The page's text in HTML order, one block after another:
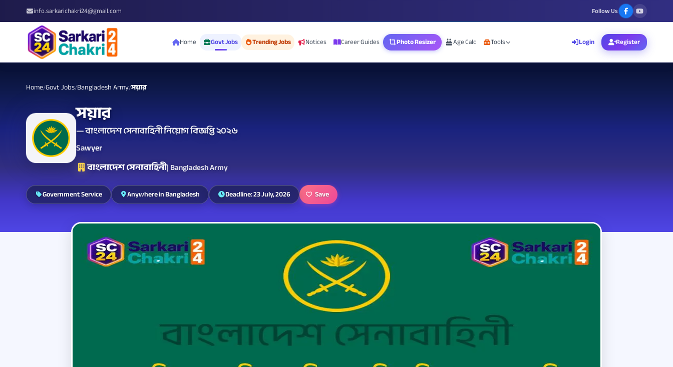
info.sarkarichakri24@gmail.com Follow Us
Home Govt Jobs Trending Jobs Notices Career Guides Photo Resizer Age Calc Tools Login Register
Home/Govt Jobs/Bangladesh Army/সয়ার
সয়ার
— বাংলাদেশ সেনাবাহিনী নিয়োগ বিজ্ঞপ্তি ২০২৬
Sawyer
বাংলাদেশ সেনাবাহিনী| Bangladesh Army
Government Service Anywhere in Bangladesh Deadline: 23 July, 2026 Save